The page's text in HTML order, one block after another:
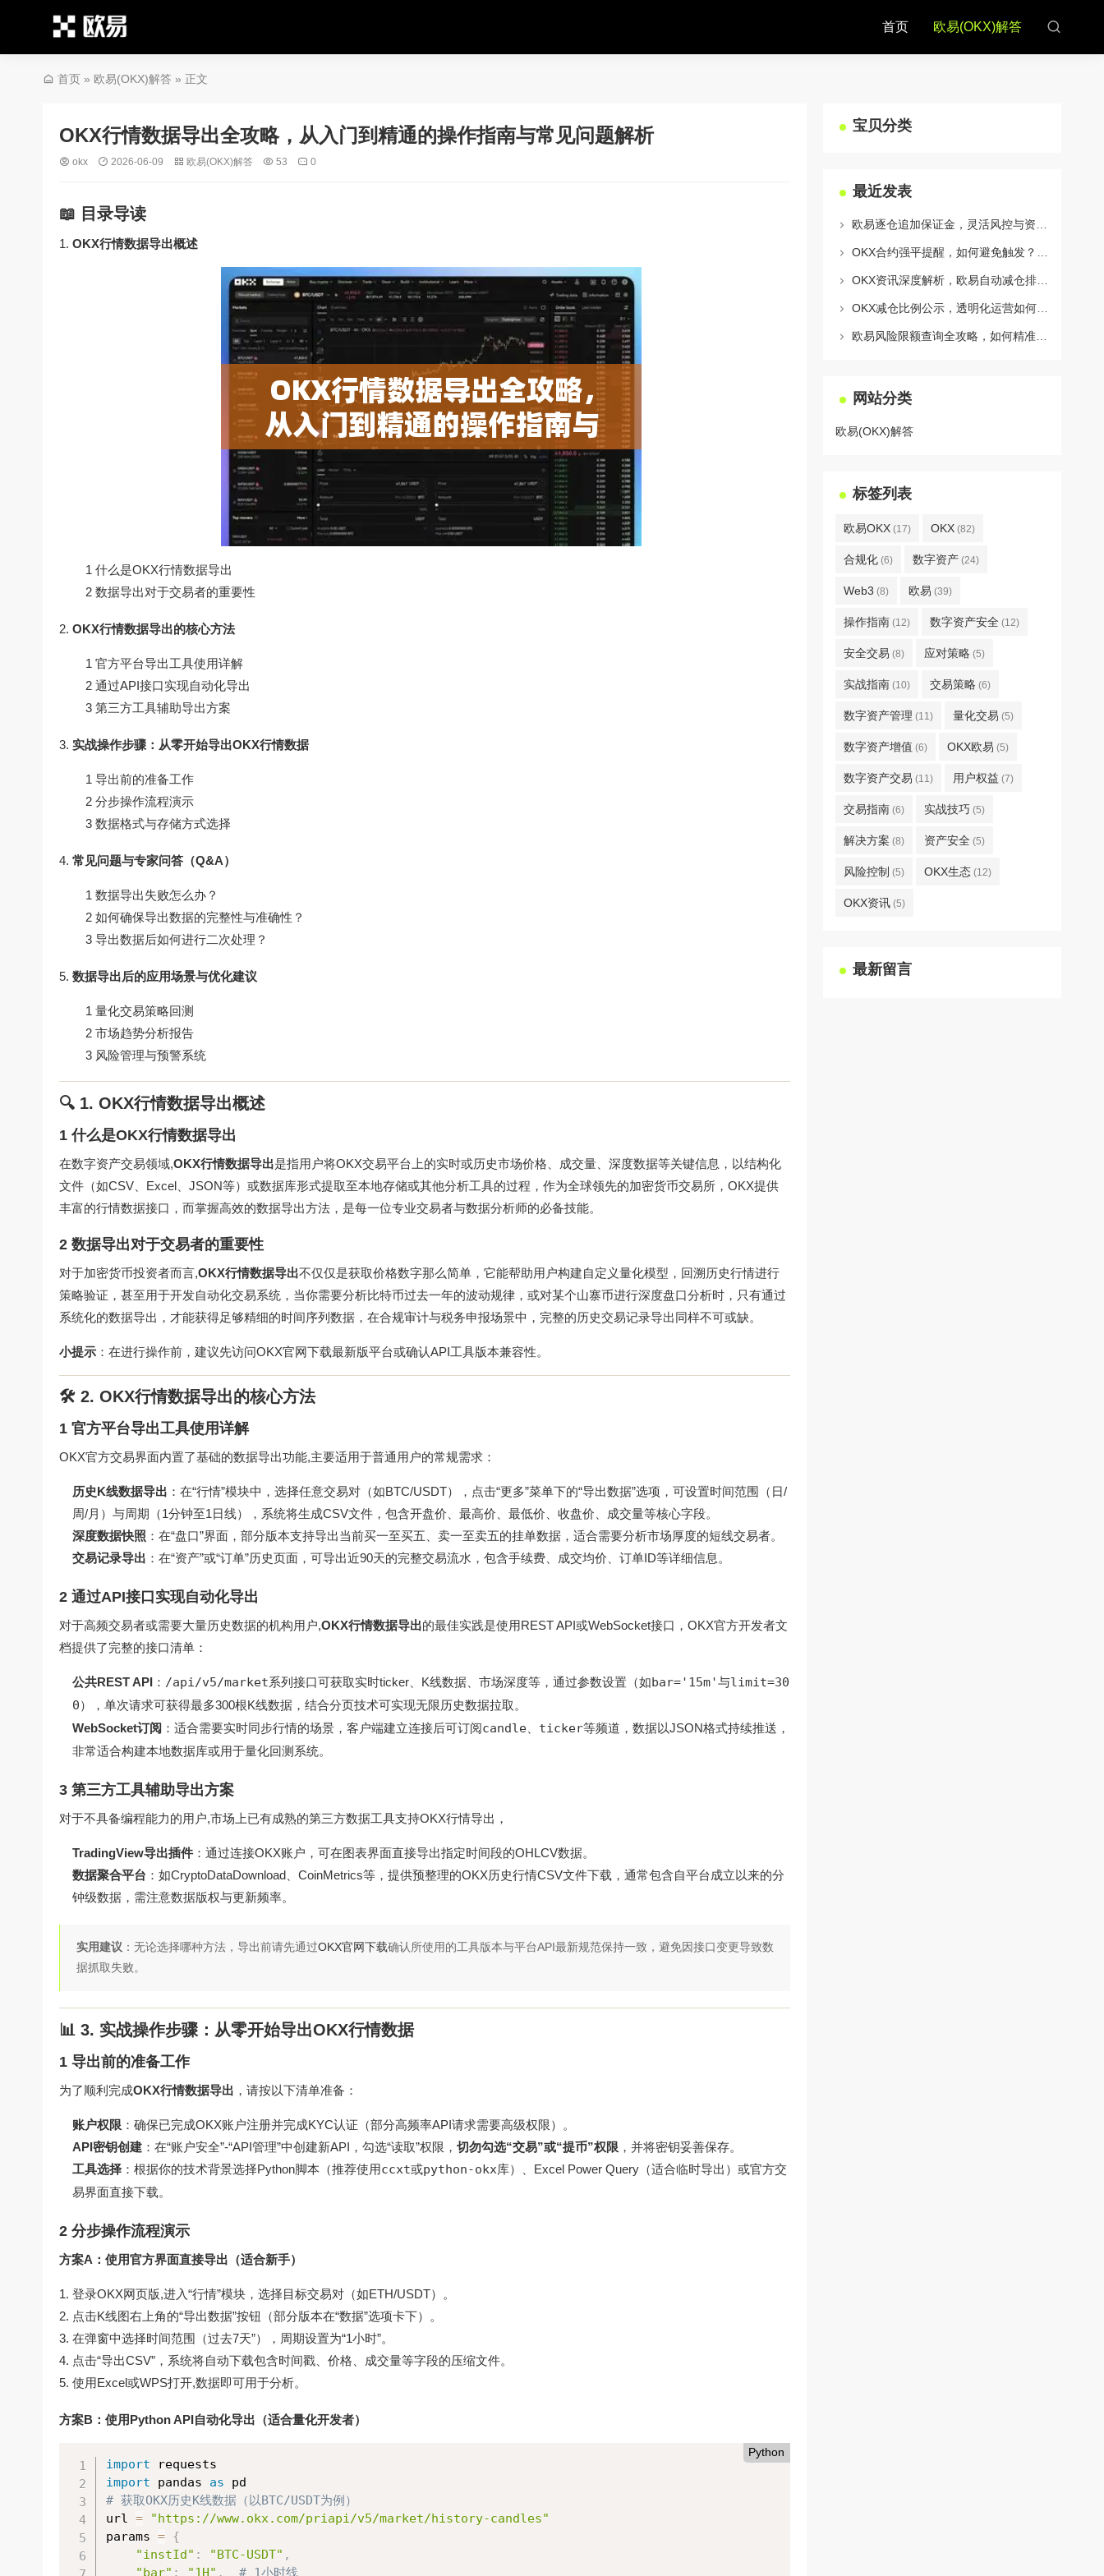
首页 欧易(OKX)解答
首页 » 欧易(OKX)解答 » 正文
OKX行情数据导出全攻略，从入门到精通的操作指南与常见问题解析
okx 2026-06-09 欧易(OKX)解答 53 0
📖 目录导读
OKX行情数据导出概述
1 什么是OKX行情数据导出
2 数据导出对于交易者的重要性
OKX行情数据导出的核心方法
1 官方平台导出工具使用详解
2 通过API接口实现自动化导出
3 第三方工具辅助导出方案
实战操作步骤：从零开始导出OKX行情数据
1 导出前的准备工作
2 分步操作流程演示
3 数据格式与存储方式选择
常见问题与专家问答（Q&A）
1 数据导出失败怎么办？
2 如何确保导出数据的完整性与准确性？
3 导出数据后如何进行二次处理？
数据导出后的应用场景与优化建议
1 量化交易策略回测
2 市场趋势分析报告
3 风险管理与预警系统
🔍 1. OKX行情数据导出概述
1 什么是OKX行情数据导出
在数字资产交易领域,OKX行情数据导出是指用户将OKX交易平台上的实时或历史市场价格、成交量、深度数据等关键信息，以结构化
文件（如CSV、Excel、JSON等）或数据库形式提取至本地存储或其他分析工具的过程，作为全球领先的加密货币交易所，OKX提供
丰富的行情数据接口，而掌握高效的数据导出方法，是每一位专业交易者与数据分析师的必备技能。
2 数据导出对于交易者的重要性
对于加密货币投资者而言,OKX行情数据导出不仅仅是获取价格数字那么简单，它能帮助用户构建自定义量化模型，回溯历史行情进行
策略验证，甚至用于开发自动化交易系统，当你需要分析比特币过去一年的波动规律，或对某个山寨币进行深度盘口分析时，只有通过
系统化的数据导出，才能获得足够精细的时间序列数据，在合规审计与税务申报场景中，完整的历史交易记录导出同样不可或缺。
小提示 ：在进行操作前，建议先访问OKX官网下载最新版平台或确认API工具版本兼容性。
🛠️ 2. OKX行情数据导出的核心方法
1 官方平台导出工具使用详解
OKX官方交易界面内置了基础的数据导出功能,主要适用于普通用户的常规需求：
历史K线数据导出 ：在“行情”模块中，选择任意交易对（如BTC/USDT），点击“更多”菜单下的“导出数据”选项，可设置时间范围（日/
周/月）与周期（1分钟至1日线），系统将生成CSV文件，包含开盘价、最高价、最低价、收盘价、成交量等核心字段。
深度数据快照 ：在“盘口”界面，部分版本支持导出当前买一至买五、卖一至卖五的挂单数据，适合需要分析市场厚度的短线交易者。
交易记录导出 ：在“资产”或“订单”历史页面，可导出近90天的完整交易流水，包含手续费、成交均价、订单ID等详细信息。
2 通过API接口实现自动化导出
对于高频交易者或需要大量历史数据的机构用户,OKX行情数据导出的最佳实践是使用REST API或WebSocket接口，OKX官方开发者文
档提供了完整的接口清单：
公共REST API ： /api/v5/market系列接口可获取实时ticker、K线数据、市场深度等，通过参数设置（如bar='15m'与limit=30
0），单次请求可获得最多300根K线数据，结合分页技术可实现无限历史数据拉取。
WebSocket订阅 ：适合需要实时同步行情的场景，客户端建立连接后可订阅candle ticker等频道，数据以JSON格式持续推送，
非常适合构建本地数据库或用于量化回测系统。
3 第三方工具辅助导出方案
对于不具备编程能力的用户,市场上已有成熟的第三方数据工具支持OKX行情导出，
TradingView导出插件 ：通过连接OKX账户，可在图表界面直接导出指定时间段的OHLCV数据。
数据聚合平台 ：如CryptoDataDownload、CoinMetrics等，提供预整理的OKX历史行情CSV文件下载，通常包含自平台成立以来的分
钟级数据，需注意数据版权与更新频率。
实用建议 ：无论选择哪种方法，导出前请先通过OKX官网下载确认所使用的工具版本与平台API最新规范保持一致，避免因接口变更导致数
据抓取失败。
📊 3. 实战操作步骤：从零开始导出OKX行情数据
1 导出前的准备工作
为了顺利完成OKX行情数据导出 ，请按以下清单准备：
账户权限 ：确保已完成OKX账户注册并完成KYC认证（部分高频率API请求需要高级权限）。
API密钥创建 ：在“账户安全”-“API管理”中创建新API，勾选“读取”权限， 切勿勾选“交易”或“提币”权限 ，并将密钥妥善保存。
工具选择 ：根据你的技术背景选择Python脚本（推荐使用ccxt或python-okx库）、Excel Power Query（适合临时导出）或官方交
易界面直接下载。
2 分步操作流程演示
方案A：使用官方界面直接导出（适合新手）
登录OKX网页版,进入“行情”模块，选择目标交易对（如ETH/USDT）。
点击K线图右上角的“导出数据”按钮（部分版本在“数据”选项卡下）。
在弹窗中选择时间范围（过去7天”），周期设置为“1小时”。
点击“导出CSV”，系统将自动下载包含时间戳、价格、成交量等字段的压缩文件。
使用Excel或WPS打开,数据即可用于分析。
方案B：使用Python API自动化导出（适合量化开发者）
Python
import
import pandas as
# 获取OKX历史K线数据（以BTC/USDT为例）
url =
"https://www.okx.com/priapi/v5/market/history-candles"
params = {
"instId" : "BTC-USDT" ,
"bar" : "1H" , # 1小时线
宝贝分类
最近发表
网站分类
欧易(OKX)解答
标签列表
欧易OKX (17) OKX (82)
合规化 (6) 数字资产 (24)
Web3 (8) 欧易 (39)
操作指南 (12) 数字资产安全 (12)
安全交易 (8) 应对策略 (5)
实战指南 (10) 交易策略 (6)
数字资产管理 (11) 量化交易 (5)
数字资产增值 (6) OKX欧易 (5)
数字资产交易 (11) 用户权益 (7)
交易指南 (6) 实战技巧 (5)
解决方案 (8) 资产安全 (5)
风险控制 (5) OKX生态 (12)
OKX资讯 (5)
最新留言